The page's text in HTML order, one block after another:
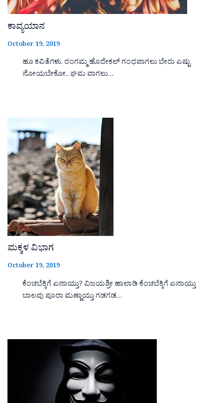
ಕಾವ್ಯಯಾನ
October 19, 2019
ಹೂ ಕವಿತೆಗಳು. ರಂಗಮ್ಮ ಹೊದೇಕಲ್ ಗಂಧವಾಗಲು ಬೇರು ಎಷ್ಟು
ನೋಯಬೇಕೋ.. ಘಮ ವಾಗಲು…
ಮಕ್ಕಳ ವಿಭಾಗ
October 19, 2019
ಕೆಂಚಬೆಕ್ಕಿಗೆ ಏನಾಯ್ತು? ವಿಜಯಶ್ರೀ ಹಾಲಾಡಿ ಕೆಂಚಬೆಕ್ಕಿಗೆ ಏನಾಯ್ತು
ಬಾಲವು ಪೂರಾ ಮಣ್ಣಾಯ್ತು ಗಡಗಡ…